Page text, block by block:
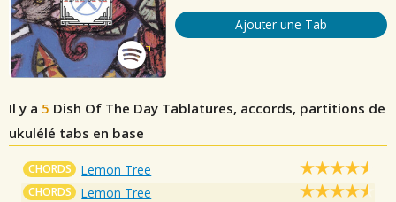
Ajouter une Tab
Il y a 5 Dish Of The Day Tablatures, accords, partitions de
ukulélé tabs en base
CHORDS Lemon Tree
CHORDS Lemon Tree